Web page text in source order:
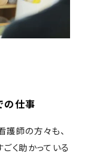
の仕事
師の方々も、
く助かっている